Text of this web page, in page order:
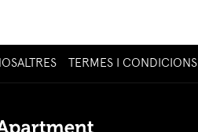
OPENS
IN
TERMES I CONDICIONS